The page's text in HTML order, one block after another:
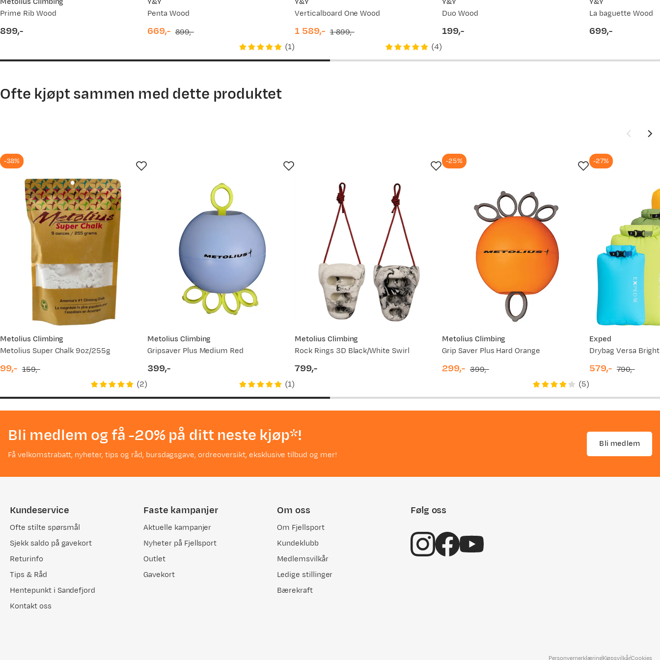
Prime Rib Wood
899,-
Penta Wood
669,- 899,-
(1)
Verticalboard One Wood
1 589,- 1 899,-
(4)
Duo Wood
199,-
La baguette Wood
699,-
Ofte kjøpt sammen med dette produktet
Metolius Climbing
Metolius Super Chalk 9oz/255g
-38%
99,- 159,-
(2)
Metolius Climbing
Gripsaver Plus Medium Red
399,-
(1)
Metolius Climbing
Rock Rings 3D Black/White Swirl
799,-
Metolius Climbing
Grip Saver Plus Hard Orange
-25%
299,- 399,-
(5)
Exped
Drybag Versa
-27%
579,- 790,-
Bli medlem og få -20% på ditt neste kjøp*!
Få velkomstrabatt, nyheter, tips og råd, bursdagsgave, ordreoversikt, eksklusive tilbud og mer!
Bli medlem
Kundeservice
Ofte stilte spørsmål
Sjekk saldo på gavekort
Returinfo
Tips & Råd
Hentepunkt i Sandefjord
Kontakt oss
Faste kampanjer
Aktuelle kampanjer
Nyheter på Fjellsport
Outlet
Gavekort
Om oss
Om Fjellsport
Kundeklubb
Medlemsvilkår
Ledige stillinger
Bærekraft
Følg oss
PersonvernerklæringKjøpsvilkårCookies